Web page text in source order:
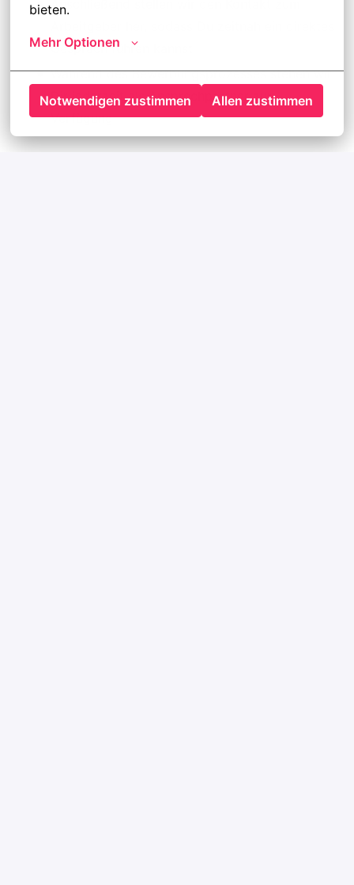
bieten.
Mehr Optionen
Notwendigen zustimmen Allen zustimmen
Anschließend stellen wir den Kontakt zum
Gespräch führen kannst
Während des Bewerbungsprozesses stehen wir
Dir jederzeit als Ansprechpartner zur
Verfügung